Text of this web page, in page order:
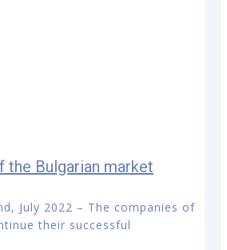
the Bulgarian market
July 2022 – The companies of
their successful